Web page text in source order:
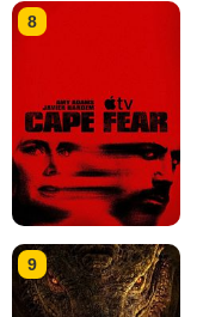
8
9